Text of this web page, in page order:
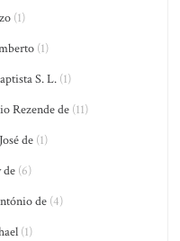
(1)
(1)
S. L.(1)
Rezende de (11)
de (1)
de (6)
de (4)
(1)